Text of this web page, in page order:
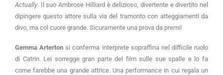
Actually. Il suo Ambrose Hilliard è delizioso, divertente e divertito nel
dipingere questo attore sulla via del tramonto con atteggiamenti da
divo, ma col cuore grande. Sicuramente una prova da premi!
Gemma Arterton si conferma interprete sopraffina nel difficile ruolo
di Catrin. Lei sorregge gran parte del film sulle sue spalle e lo fa
come farebbe una grande attrice. Una performance in cui regala un